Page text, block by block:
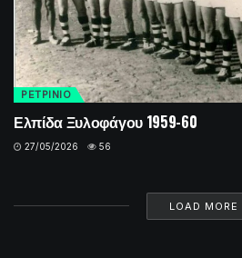
ΡΕΤΡINIO
Ελπίδα Ξυλοφάγου 1959-60
27/05/2026 56
LOAD MORE